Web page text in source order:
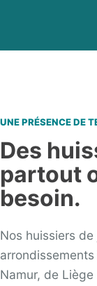
UNE PRÉSENCE DE
Des
partout
besoin.
Nos huissiers
Namur, de